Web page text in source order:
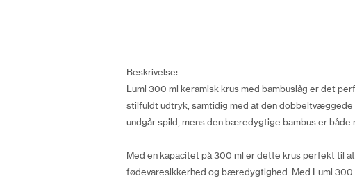
Beskrivelse:
Lumi 300 ml keramisk krus med bambuslåg er det
stilfuldt udtryk, samtidig med at den
undgår spild, mens den bæredygtige bambus er både
Med en kapacitet på 300 ml er dette krus perfekt til
fødevaresikkerhed og bæredygtighed. Med Lumi 300